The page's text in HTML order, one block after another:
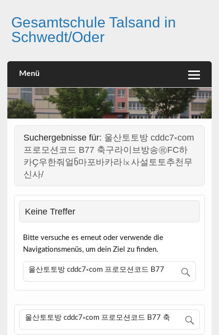
contentGesamtschule Talsand in
Schwedt/Oder
Menü
Suchergebnisse für: 울산토토방 cddc7༝com
프로모션코드 B77 축구라이브방송㊗FC하
카Ҫ우한줘얼ნ마포바카라㏓사설토토추천무
신사/
Keine Treffer
Bitte versuche es erneut oder verwende die
Navigationsmenüs, um dein Ziel zu finden.